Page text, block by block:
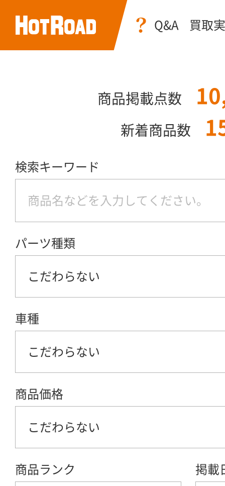
Q&A 買取
商品掲載点数
新着商品数
検索キーワード
パーツ種類
こだわらない
車種
こだわらない
商品価格
こだわらない
商品ランク 掲載